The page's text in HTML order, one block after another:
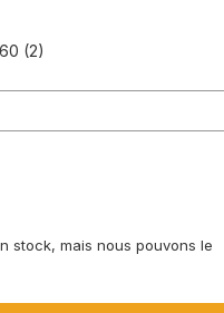
(2)
stock, mais nous pouvons le